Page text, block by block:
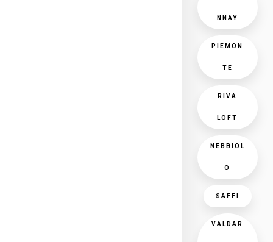
NNAY
PIEMON
TE
RIVA
LOFT
NEBBIOL
O
SAFFI
VALDAR